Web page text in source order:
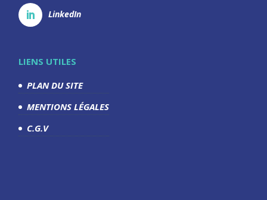
LinkedIn
LIENS UTILES
PLAN DU SITE
MENTIONS LÉGALES
C.G.V